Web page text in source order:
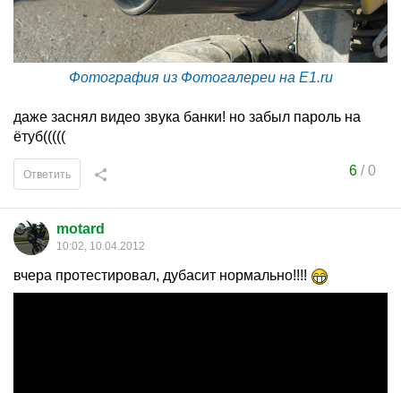
Фотография из Фотогалереи на E1.ru
даже заснял видео звука банки! но забыл пароль на
ётуб(((((
6/0
Ответить
motard
10:02, 10.04.2012
вчера протестировал, дубасит нормально!!!!